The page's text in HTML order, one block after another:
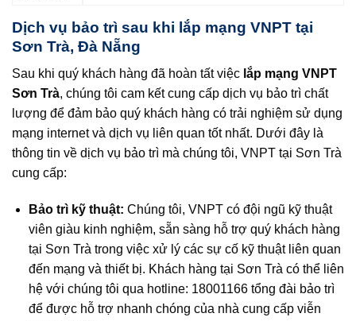
Dịch vụ bảo trì sau khi lắp mạng VNPT tại
Sơn Trà, Đà Nẵng
Sau khi quý khách hàng đã hoàn tất việc lắp mạng VNPT
Sơn Trà, chúng tôi cam kết cung cấp dịch vụ bảo trì chất
lượng để đảm bảo quý khách hàng có trải nghiệm sử dụng
mạng internet và dịch vụ liên quan tốt nhất. Dưới đây là
thông tin về dịch vụ bảo trì mà chúng tôi, VNPT tại Sơn Trà
cung cấp:
Bảo trì kỹ thuật: Chúng tôi, VNPT có đội ngũ kỹ thuật
viên giàu kinh nghiệm, sẵn sàng hỗ trợ quý khách hàng
tại Sơn Trà trong việc xử lý các sự cố kỹ thuật liên quan
đến mạng và thiết bị. Khách hàng tại Sơn Trà có thể liên
hệ với chúng tôi qua hotline: 18001166 tổng đài bảo trì
để được hỗ trợ nhanh chóng của nhà cung cấp viễn